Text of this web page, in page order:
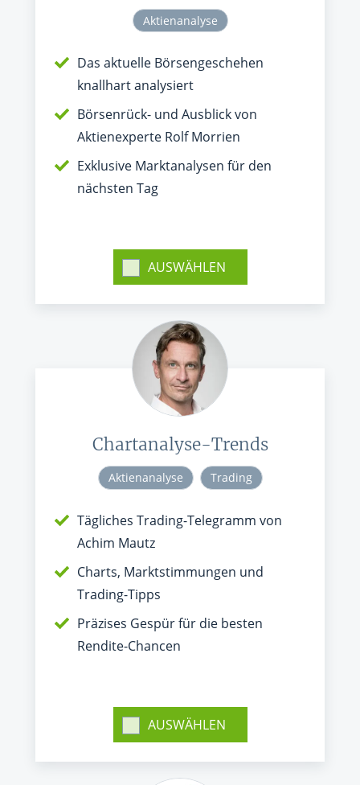
Aktienanalyse
Das aktuelle Börsengeschehen
knallhart analysiert
Börsenrück- und Ausblick von
Aktienexperte Rolf Morrien
Exklusive Marktanalysen für den
nächsten Tag
AUSWÄHLEN
Chartanalyse-Trends
Aktienanalyse Trading
Tägliches Trading-Telegramm von
Achim Mautz
Charts, Marktstimmungen und
Trading-Tipps
Präzises Gespür für die besten
Rendite-Chancen
AUSWÄHLEN